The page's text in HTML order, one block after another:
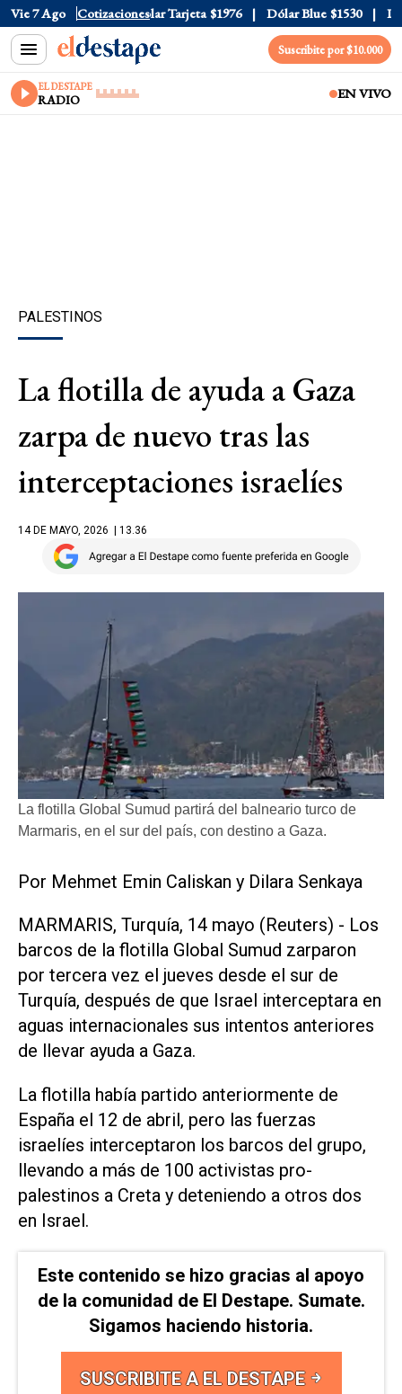
Vie 7 Ago Cotizaciones
Oficial $1520 Dólar Tarjeta $1976 Dólar Blue $1530
Suscribite por $10.000
EL DESTAPE
RADIO EN VIVO
PALESTINOS
La flotilla de ayuda a Gaza
zarpa de nuevo tras las
interceptaciones israelíes
14 DE MAYO, 2026 | 13.36
La flotilla Global Sumud partirá del balneario turco de
Marmaris, en el sur del país, con destino a Gaza.
Por Mehmet Emin Caliskan y ​Dilara Senkaya
MARMARIS, Turquía, 14 mayo (Reuters) - Los
barcos de la flotilla Global Sumud zarparon
por tercera vez el jueves desde el ‌sur de
Turquía, después ‌de que Israel interceptara en
aguas internacionales sus intentos anteriores
de llevar ayuda a Gaza.
La flotilla había partido anteriormente de
España el 12 de abril, pero las fuerzas
israelíes interceptaron los barcos del grupo,
llevando a más de 100 activistas pro-
palestinos a Creta y deteniendo a otros dos
en Israel.
Este contenido se hizo gracias al apoyo
de la comunidad de El Destape. Sumate.
Sigamos haciendo historia.
SUSCRIBITE A EL DESTAPE